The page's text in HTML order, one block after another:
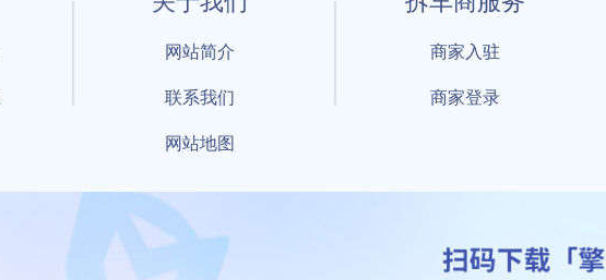
网站简介
联系我们
网站地图
商家入驻
商家登录
© 2021 By 擎天拆车-买卖拆车件，擎天拆车好省快 All Rights Reserved
工信部备案号：鲁ICP备18021004号-17 公安部备案号： 鲁公网安备